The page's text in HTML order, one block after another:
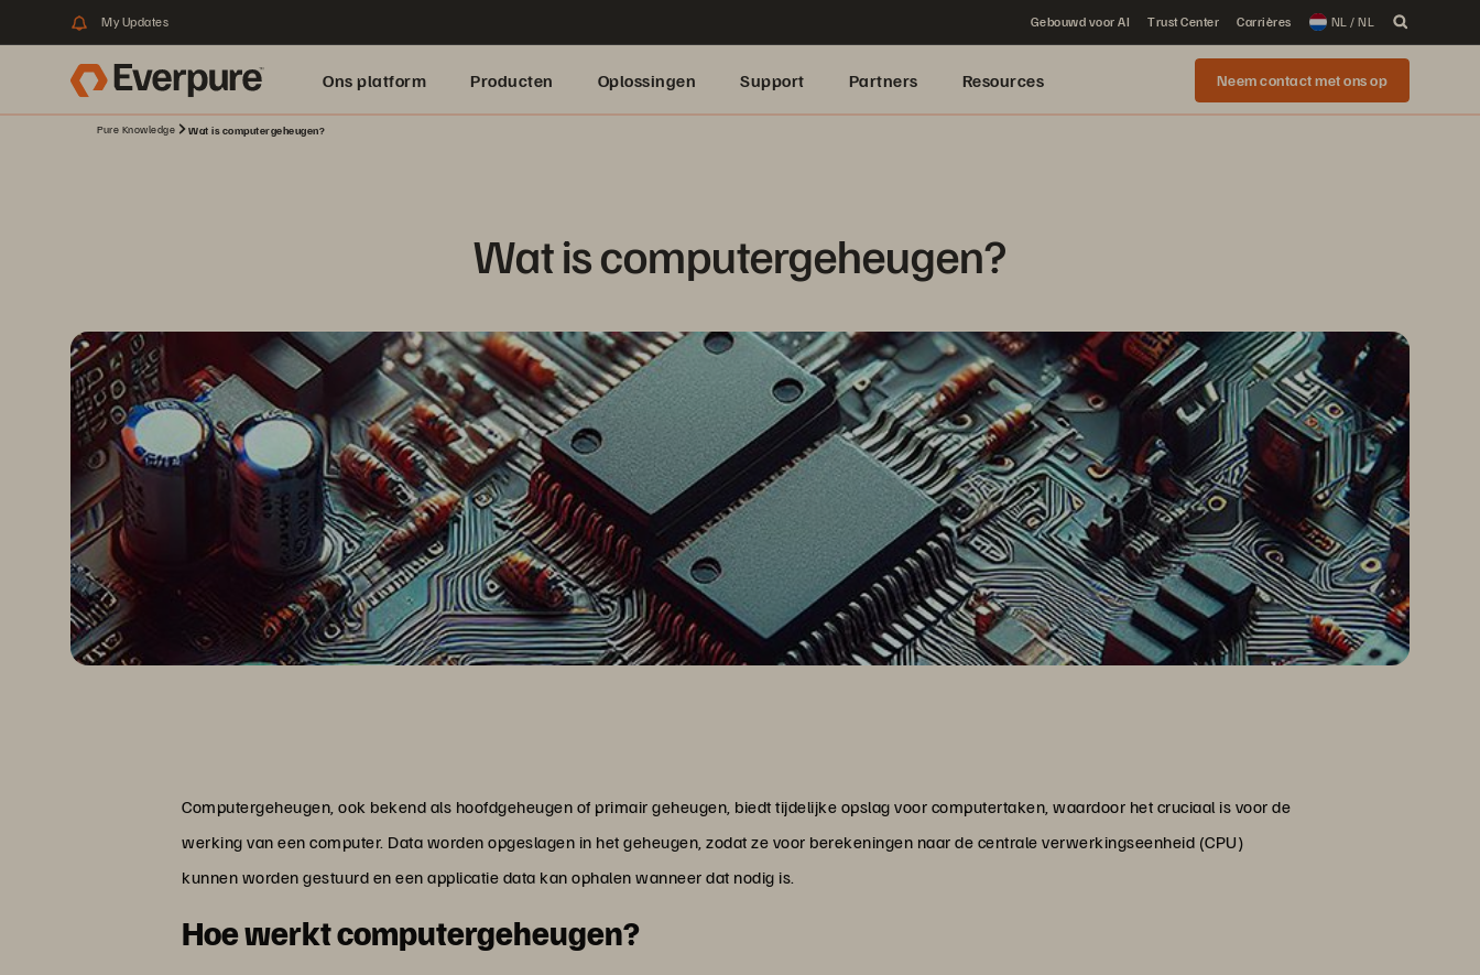
My Updates Gebouwd voor AI Trust Center Carrières NL / NL
Ons platform Producten Oplossingen Support Partners Resources Neem contact met ons op
Pure Knowledge Wat is computergeheugen?
Wat is computergeheugen?
Computergeheugen, ook bekend als hoofdgeheugen of primair geheugen, biedt tijdelijke opslag voor computertaken, waardoor het cruciaal is voor de
werking van een computer. Data worden opgeslagen in het geheugen, zodat ze voor berekeningen naar de centrale verwerkingseenheid (CPU)
kunnen worden gestuurd en een applicatie data kan ophalen wanneer dat nodig is.
Hoe werkt computergeheugen?